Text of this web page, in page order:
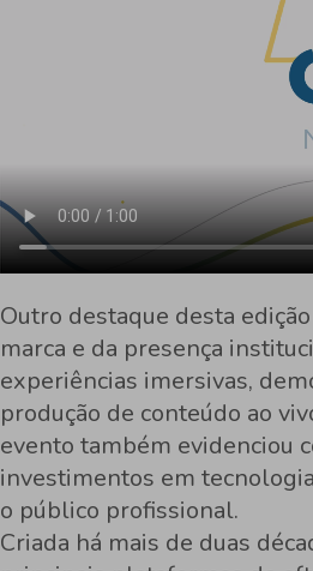
Outro destaque desta
marca e da presença
experiências imersivas,
produção de conteúdo ao
evento também evidenciou
investimentos em
o público profissional.
Criada há mais de duas